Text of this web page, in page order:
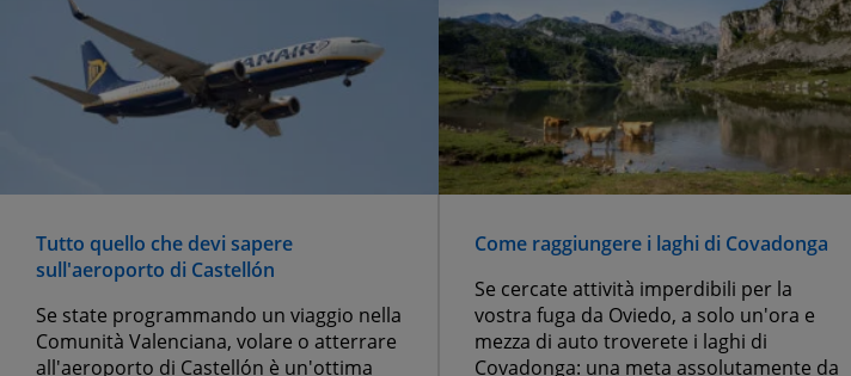
Tutto quello che devi sapere
sull'aeroporto di Castellón
Se state programmando un viaggio nella
Comunità Valenciana, volare o atterrare
all'aeroporto di Castellón è un'ottima
Come raggiungere i laghi di Covadonga
Se cercate attività imperdibili per la
vostra fuga da Oviedo, a solo un'ora e
mezza di auto troverete i laghi di
Covadonga: una meta assolutamente da